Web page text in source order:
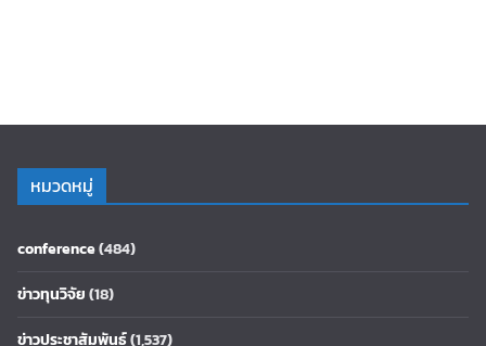
หมวดหมู่
conference(484)
ข่าวทุนวิจัย(18)
ข่าวประชาสัมพันธ์(1,537)